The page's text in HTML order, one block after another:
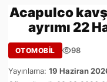
Acapulco
ayrımı 22
OTOMOBİL 98
Yayınlama: 19 Haziran